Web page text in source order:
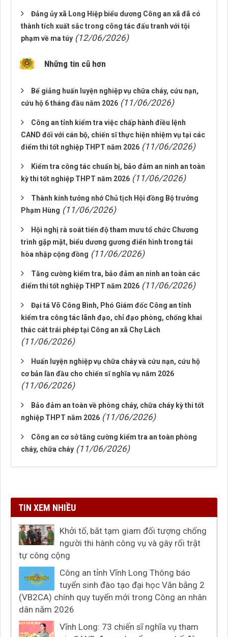
Đảng ủy xã Long Hiệp biểu dương Công an xã đã có
thành tích xuất sắc trong công tác đấu tranh với tội
phạm về ma túy (12/06/2026)
Những tin cũ hơn
Bế giảng huấn luyện nghiệp vụ chữa cháy, cứu nạn,
cứu hộ 6 tháng đầu năm 2026 (11/06/2026)
Công an tỉnh kiểm tra việc chấp hành điều lệnh
CAND đối với cán bộ, chiến sĩ thực hiện nhiệm vụ tại các
điểm thi tốt nghiệp THPT năm 2026 (11/06/2026)
Kiểm tra công tác chuẩn bị, bảo đảm an ninh an toàn
kỳ thi tốt nghiệp THPT năm 2026 (11/06/2026)
Thành kính tưởng nhớ Chủ tịch Hội đồng Bộ trưởng
Phạm Hùng (11/06/2026)
Hội nghị rà soát tiến độ tham mưu tổ chức Chương
trình gặp mặt, biểu dương gương điển hình trong tái
hòa nhập cộng đồng (11/06/2026)
Tăng cường kiểm tra, bảo đảm an ninh an toàn các
điểm thi tốt nghiệp THPT năm 2026 (11/06/2026)
Đại tá Võ Công Bình, Phó Giám đốc Công an tỉnh
kiểm tra công tác lãnh đạo, chỉ đạo phòng, chống khai
thác cát trái phép tại Công an xã Chợ Lách
(11/06/2026)
Huấn luyện nghiệp vụ chữa cháy và cứu nạn, cứu hộ
cơ bản lần đầu cho chiến sĩ nghĩa vụ năm 2026
(11/06/2026)
Bảo đảm an toàn về phòng cháy, chữa cháy kỳ thi tốt
nghiệp THPT năm 2026 (11/06/2026)
Công an cơ sở tăng cường kiểm tra an toàn phòng
cháy, chữa cháy (11/06/2026)
TIN XEM NHIỀU
Khởi tố, bắt tạm giam đối tượng chống
người thi hành công vụ và gây rối trật
tự công cộng
Công an tỉnh Vĩnh Long Thông báo
tuyển sinh đào tạo đại học Văn bằng 2
(VB2CA) chính quy tuyển mới trong Công an nhân
dân năm 2026
Vĩnh Long: 73 chiến sĩ nghĩa vụ tham